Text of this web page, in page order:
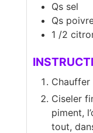
Qs sel
Qs
1 /2
Chauffer
Ciseler
piment,
tout,